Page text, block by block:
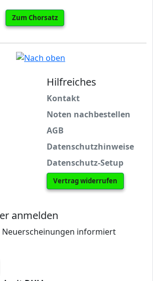
Zum Chorsatz
Hilfreiches
Kontakt
Noten nachbestellen
AGB
Datenschutzhinweise
Datenschutz-Setup
Vertrag widerrufen
anmelden
Neuerscheinungen informiert